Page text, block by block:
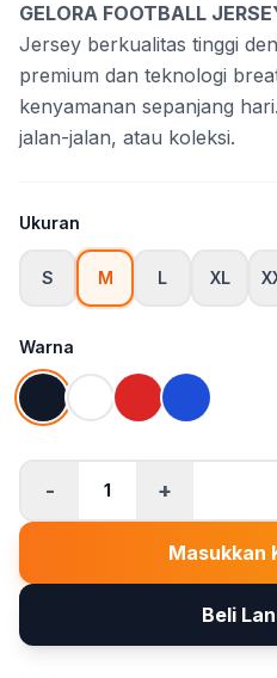
GELORA FOOTBALL
Jersey berkualitas tinggi
premium dan teknologi
kenyamanan sepanjang
jalan-jalan, atau koleksi.
Ukuran
S M L XL
Warna
- 1 +
Masukkan
Beli